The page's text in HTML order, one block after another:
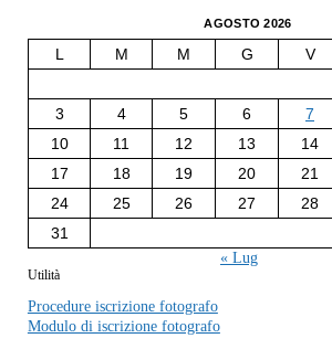
AGOSTO 2026
L M M G V
3
4 5 6 7
10
11 12 13 14
17
18 19 20 21
24
25 26 27 28
31
« Lug
Utilità
Procedure iscrizione fotografo
Modulo di iscrizione fotografo